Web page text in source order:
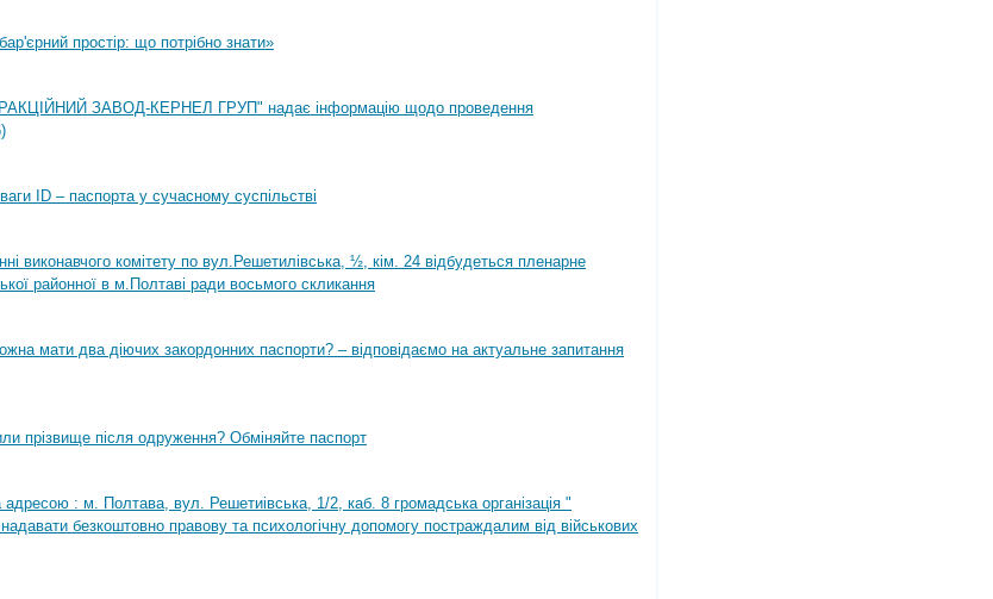
простір: що потрібно знати»
ЗАВОД-КЕРНЕЛ ГРУП" надає інформацію щодо проведення
ID – паспорта у сучасному суспільстві
виконавчого комітету по вул.Решетилівська, ½, кім. 24 відбудеться пленарне
районної в м.Полтаві ради восьмого скликання
мати два діючих закордонних паспорти? – відповідаємо на актуальне запитання
прізвище після одруження? Обміняйте паспорт
: м. Полтава, вул. Решетиівська, 1/2, каб. 8 громадська організація "
безкоштовно правову та психологічну допомогу постраждалим від військових